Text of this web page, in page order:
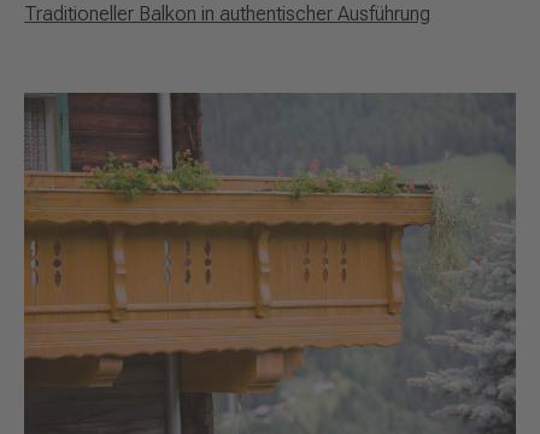
Traditioneller Balkon in authentischer Ausführung